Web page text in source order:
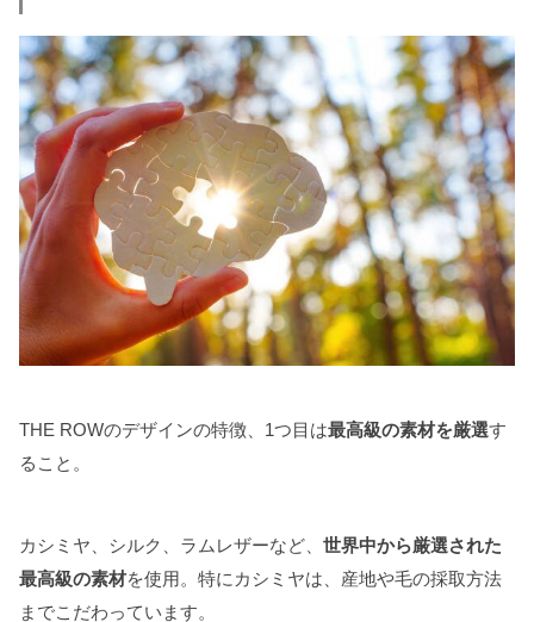
THE ROWのデザインの特徴、1つ目は最高級の素材を厳選す
ること。
カシミヤ、シルク、ラムレザーなど、 世界中から厳選された
最高級の素材を使用。特にカシミヤは、産地や毛の採取方法
までこだわっています。